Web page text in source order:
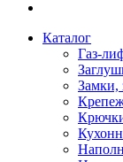
Каталог
Газ-
Замки,